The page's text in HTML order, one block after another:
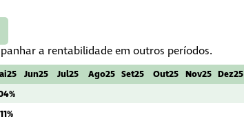
a rentabilidade em outros períodos.
Jun25 Jul25 Ago25 Set25 Out25 Nov25 Dez25